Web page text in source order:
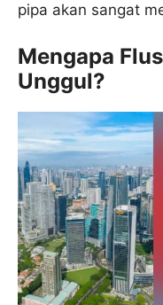
pipa akan sangat
Mengapa
Unggul?